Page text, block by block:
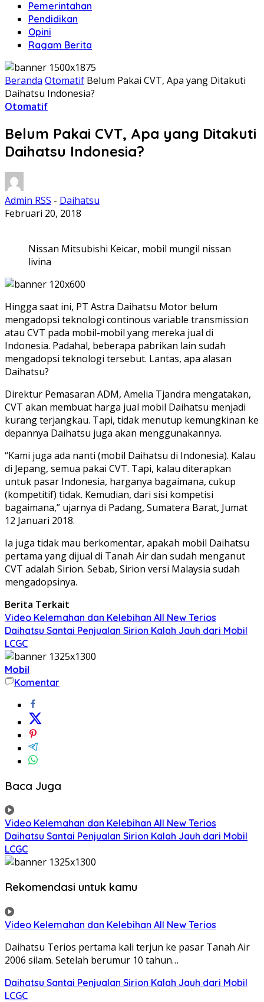
Pemerintahan
Pendidikan
Opini
Ragam Berita
Beranda Otomatif Belum Pakai CVT, Apa yang Ditakuti
Daihatsu Indonesia?
Otomatif
Belum Pakai CVT, Apa yang Ditakuti
Daihatsu Indonesia?
Admin RSS - Daihatsu
Februari 20, 2018
Nissan Mitsubishi Keicar, mobil mungil nissan
livina
Hingga saat ini, PT Astra Daihatsu Motor belum
mengadopsi teknologi continous variable transmission
atau CVT pada mobil-mobil yang mereka jual di
Indonesia. Padahal, beberapa pabrikan lain sudah
mengadopsi teknologi tersebut. Lantas, apa alasan
Daihatsu?
Direktur Pemasaran ADM, Amelia Tjandra mengatakan,
CVT akan membuat harga jual mobil Daihatsu menjadi
kurang terjangkau. Tapi, tidak menutup kemungkinan ke
depannya Daihatsu juga akan menggunakannya.
“Kami juga ada nanti (mobil Daihatsu di Indonesia). Kalau
di Jepang, semua pakai CVT. Tapi, kalau diterapkan
untuk pasar Indonesia, harganya bagaimana, cukup
(kompetitif) tidak. Kemudian, dari sisi kompetisi
bagaimana,” ujarnya di Padang, Sumatera Barat, Jumat
12 Januari 2018.
Ia juga tidak mau berkomentar, apakah mobil Daihatsu
pertama yang dijual di Tanah Air dan sudah menganut
CVT adalah Sirion. Sebab, Sirion versi Malaysia sudah
mengadopsinya.
Berita Terkait
Video Kelemahan dan Kelebihan All New Terios
Daihatsu Santai Penjualan Sirion Kalah Jauh dari Mobil
LCGC
Mobil
Komentar
Baca Juga
Video Kelemahan dan Kelebihan All New Terios
Daihatsu Santai Penjualan Sirion Kalah Jauh dari Mobil
LCGC
Rekomendasi untuk kamu
Video Kelemahan dan Kelebihan All New Terios
Daihatsu Terios pertama kali terjun ke pasar Tanah Air
2006 silam. Setelah berumur 10 tahun…
Daihatsu Santai Penjualan Sirion Kalah Jauh dari Mobil
LCGC